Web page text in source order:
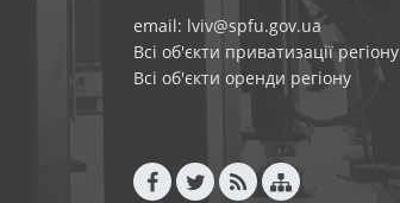
email: lviv@spfu.gov.ua
Всі об'єкти приватизації регіону
Всі об'єкти оренди регіону